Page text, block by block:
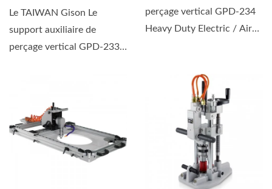
Le TAIWAN Gison Le
support auxiliaire de
perçage vertical GPD-233S
perçage vertical GPD-234
Heavy Duty Electric / Air